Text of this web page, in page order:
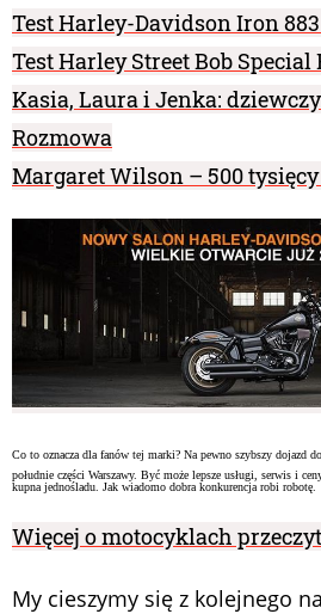
Test Harley-Davidson Iron
Test Harley Street Bob
Kasia, Laura i Jenka:
Rozmowa
Margaret Wilson – 500
Co to oznacza dla fanów tej marki? Na pewno szybszy dojazd
południe części Warszawy. Być może lepsze usługi, serwis i
kupna jednośladu. Jak wiadomo dobra konkurencja robi robotę.
Więcej o motocyklach
My cieszymy się z kolejnego